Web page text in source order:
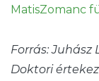
MatisZomanc
Forrás: Juhász
Doktori